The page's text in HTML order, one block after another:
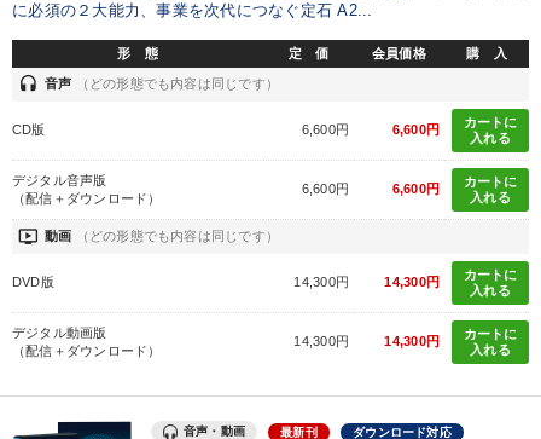
に必須の２大能力、事業を次代につなぐ定石 A2...
形 態 定 価 会員価格 購 入
headset 音声 （どの形態でも内容は同じです）
CD版 6,600円 6,600円
カートに
入れる
デジタル音声版
（配信＋ダウンロード）
6,600円 6,600円
カートに
入れる
ondemand_video 動画 （どの形態でも内容は同じです）
DVD版 14,300円 14,300円
カートに
入れる
デジタル動画版
（配信＋ダウンロード）
14,300円 14,300円
カートに
入れる
音声・動画 最新刊 ダウンロード対応